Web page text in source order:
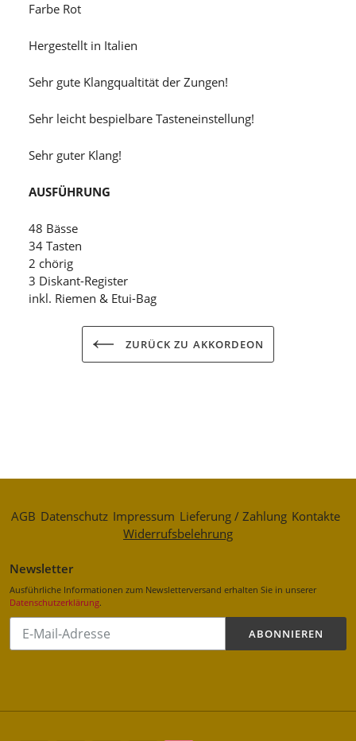
Farbe Rot
Hergestellt in Italien
Sehr gute Klangqualtität der Zungen!
Sehr leicht bespielbare Tasteneinstellung!
Sehr guter Klang!
AUSFÜHRUNG
48 Bässe
34 Tasten
2 chörig
3 Diskant-Register
inkl. Riemen & Etui-Bag
ZURÜCK ZU AKKORDEON
AGB Datenschutz Impressum Lieferung / Zahlung Kontakte
Widerrufsbelehrung
Newsletter
Ausführliche Informationen zum Newsletterversand erhalten Sie in unserer
Datenschutzerklärung.
Abonnieren
unsere
ABONNIEREN